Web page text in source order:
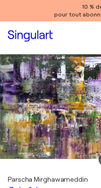
10 %
pour tout
Parscha Mirghawameddin